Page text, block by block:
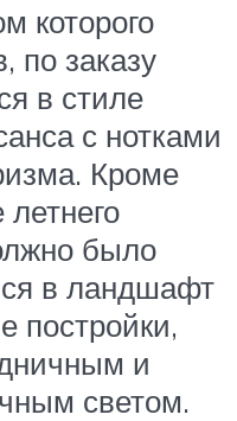
которого
по заказу
в стиле
с нотками
Кроме
летнего
было
в ландшафт
постройки,
и
светом.